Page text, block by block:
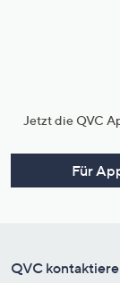
Jetzt die QVC
Für
QVC